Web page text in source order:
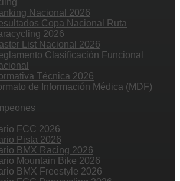
Nacional 2026
Copa Nacional Ruta
2026
List Nacional 2026
Clasificación Funcional
Técnica 2026
de Información Médica (MDF)
FCC 2026
Pista 2026
BMX Racing 2026
Mountain Bike 2026
BMX Freestyle 2026